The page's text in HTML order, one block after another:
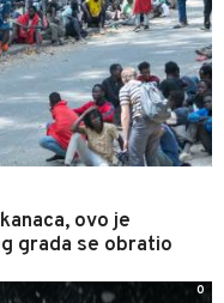
ovo je
grada se obratio
0